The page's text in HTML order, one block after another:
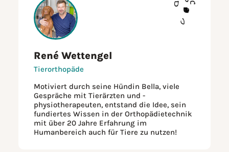
René Wettengel
Tierorthopäde
Motiviert durch seine Hündin Bella, viele
Gespräche mit Tierärzten und -
physiotherapeuten, entstand die Idee, sein
fundiertes Wissen in der Orthopädietechnik
mit über 20 Jahre Erfahrung im
Humanbereich auch für Tiere zu nutzen!